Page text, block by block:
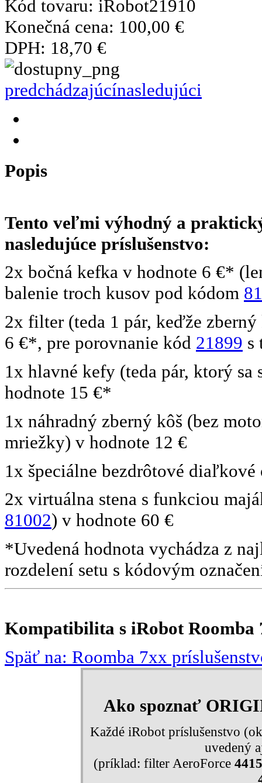
Kód tovaru: iRobot21910
Konečná cena: 100,00 €
DPH: 18,70 €
predchádzajúcínasledujúci
Popis
Tento veľmi výhodný a
nasledujúce príslušenstvo:
2x bočná kefka v hodnote 6 €*
balenie troch kusov pod kódom
2x filter (teda 1 pár, keďže
6 €*, pre porovnanie kód 21899 s
1x hlavné kefy (teda pár, ktorý
hodnote 15 €*
1x náhradný zberný kôš (bez
mriežky) v hodnote 12 €
1x špeciálne bezdrôtové
2x virtuálna stena s funkciou
81002) v hodnote 60 €
*Uvedená hodnota vychádza z
rozdelení setu s kódovým
Kompatibilita s iRobot Roomba
Späť na: Roomba 7xx
Ako spoznať
Každé iRobot príslušenstvo
uvedený
(príklad: filter AeroForce